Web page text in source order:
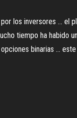
los inversores ... el
tiempo ha habido
binarias ...